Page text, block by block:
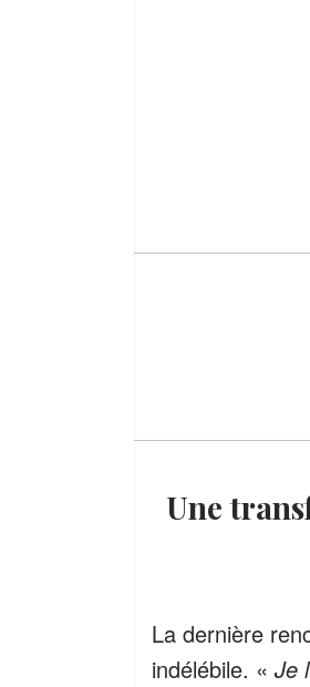
Une transformation qui a laissé Carole Bayer Sager sous
La dernière
indélébile. « Je